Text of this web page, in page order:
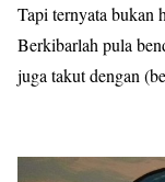
Tapi ternyata bukan
Berkibarlah pula
juga takut dengan